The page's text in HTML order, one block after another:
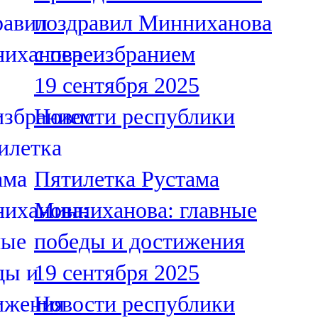
106,2 FM
Минзәлә
107,3 FM
Мөслим
100,0 FM
Нурлат
104,7 FM
Олы Әтнә
71,42 FM
Сарман
поздравил Минниханова
с переизбранием
19 сентября 2025
Новости республики
Пятилетка Рустама
Минниханова: главные
победы и достижения
19 сентября 2025
Новости республики